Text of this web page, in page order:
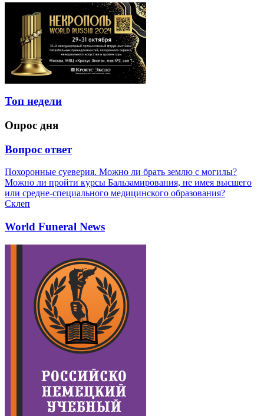
Топ недели
Опрос дня
Вопрос ответ
Похоронные суеверия. Можно ли брать землю с могилы?
Можно ли пройти курсы Бальзамирования, не имея высшего
или средне-специального медицинского образования?
Склеп
World Funeral News